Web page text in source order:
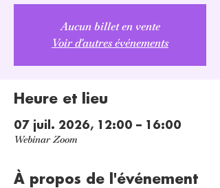
Aucun billet en vente
Voir d'autres événements
Heure et lieu
07 juil. 2026, 12:00 – 16:00
Webinar Zoom
À propos de l'événement